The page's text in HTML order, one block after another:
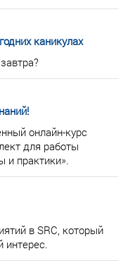
каникулах
онлайн-курс
для работы
и практики».
в SRC, который
интерес.